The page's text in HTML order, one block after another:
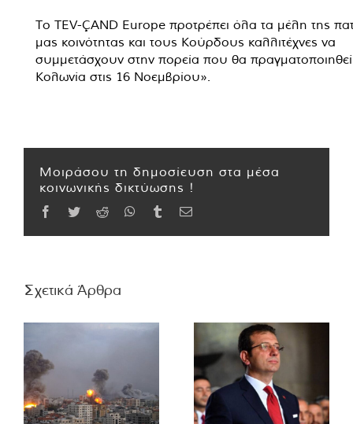
Το TEV-ÇAND Europe προτρέπει όλα τα μέλη της
μας κοινότητας και τους Κούρδους καλλιτέχνες να
συμμετάσχουν στην πορεία που θα
Κολωνία στις 16 Νοεμβρίου».
Μοιράσου τη δημοσίευση στα μέσα
κοινωνικής δικτύωσης !
Facebook
TwitterReddit WhatsApp
TumblrEmail
Σχετικά Άρθρα